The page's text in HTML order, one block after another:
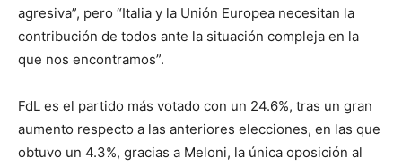
agresiva”, pero “Italia y la Unión Europea necesitan la
contribución de todos ante la situación compleja en la
que nos encontramos”.
FdL es el partido más votado con un 24.6%, tras un gran
aumento respecto a las anteriores elecciones, en las que
obtuvo un 4.3%, gracias a Meloni, la única oposición al